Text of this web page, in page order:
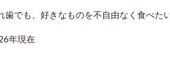
歯でも、好きなものを不自由なく食べ
年現在